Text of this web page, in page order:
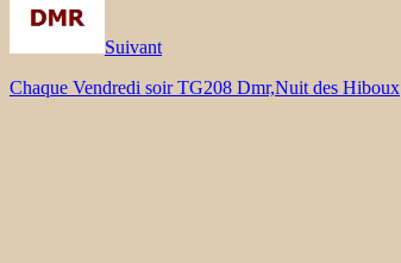
Suivant
Chaque Vendredi soir TG208 Dmr,Nuit des Hiboux